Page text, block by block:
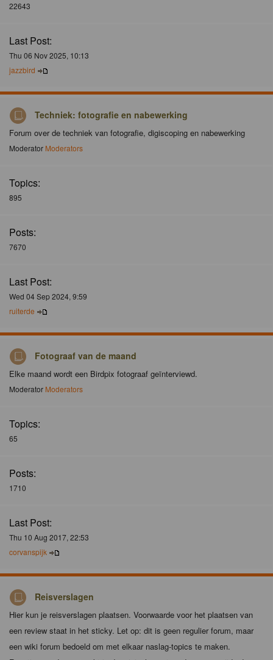
22643
Last Post:
Thu 06 Nov 2025, 10:13
jazzbird
Techniek: fotografie en nabewerking
Forum over de techniek van fotografie, digiscoping en nabewerking
Moderator Moderators
Topics:
895
Posts:
7670
Last Post:
Wed 04 Sep 2024, 9:59
ruiterde
Fotograaf van de maand
Elke maand wordt een Birdpix fotograaf geïnterviewd.
Moderator Moderators
Topics:
65
Posts:
1710
Last Post:
Thu 10 Aug 2017, 22:53
corvanspijk
Reisverslagen
Hier kun je reisverslagen plaatsen. Voorwaarde voor het plaatsen van
een review staat in het sticky. Let op: dit is geen regulier forum, maar
een wiki forum bedoeld om met elkaar naslag-topics te maken.